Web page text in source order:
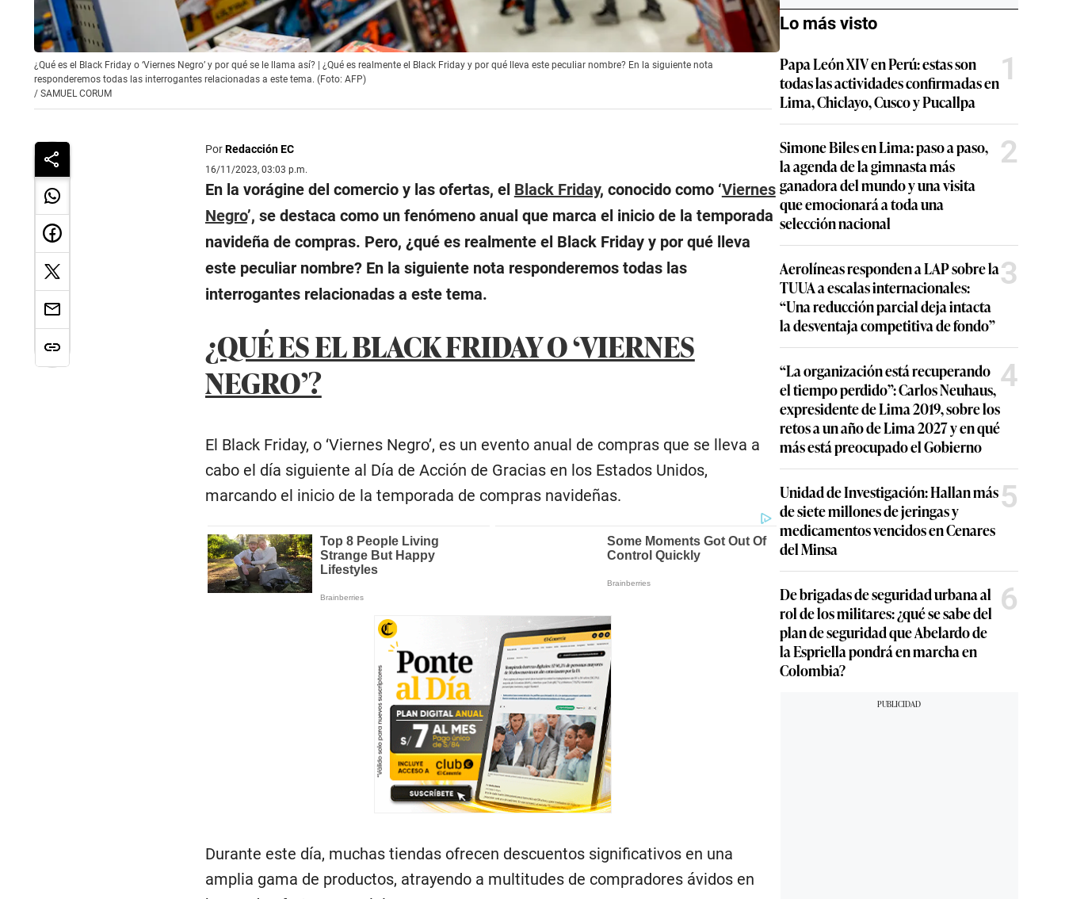
¿Qué es el Black Friday o ‘Viernes Negro’ y por qué se le llama así? | ¿Qué es realmente el Black Friday y por qué lleva este peculiar nombre? En la siguiente nota
responderemos todas las interrogantes relacionadas a este tema. (Foto: AFP)
/ SAMUEL CORUM
PorRedacción EC
16/11/2023, 03:03 p.m.
En la vorágine del comercio y las ofertas, el Black Friday, conocido como ‘Viernes
Negro’, se destaca como un fenómeno anual que marca el inicio de la temporada
navideña de compras. Pero, ¿qué es realmente el Black Friday y por qué lleva
este peculiar nombre? En la siguiente nota responderemos todas las
interrogantes relacionadas a este tema.
¿QUÉ ES EL BLACK FRIDAY O ‘VIERNES
NEGRO’?
El Black Friday, o ‘Viernes Negro’, es un evento anual de compras que se lleva a
cabo el día siguiente al Día de Acción de Gracias en los Estados Unidos,
marcando el inicio de la temporada de compras navideñas.
Durante este día, muchas tiendas ofrecen descuentos significativos en una
amplia gama de productos, atrayendo a multitudes de compradores ávidos en
Lo más visto
Papa León XIV en Perú: estas son
todas las actividades confirmadas en
Lima, Chiclayo, Cusco y Pucallpa
1
Simone Biles en Lima: paso a paso,
la agenda de la gimnasta más
ganadora del mundo y una visita
que emocionará a toda una
selección nacional
2
Aerolíneas responden a LAP sobre la
TUUA a escalas internacionales:
“Una reducción parcial deja intacta
la desventaja competitiva de fondo”
3
“La organización está recuperando
el tiempo perdido”: Carlos Neuhaus,
expresidente de Lima 2019, sobre los
retos a un año de Lima 2027 y en qué
más está preocupado el Gobierno
4
Unidad de Investigación: Hallan más
de siete millones de jeringas y
medicamentos vencidos en Cenares
del Minsa
5
De brigadas de seguridad urbana al
rol de los militares: ¿qué se sabe del
plan de seguridad que Abelardo de
la Espriella pondrá en marcha en
Colombia?
6